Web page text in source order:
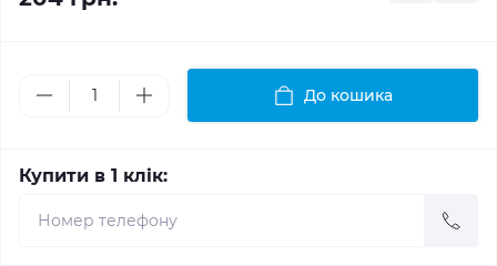
До кошика
Купити в 1 клік: